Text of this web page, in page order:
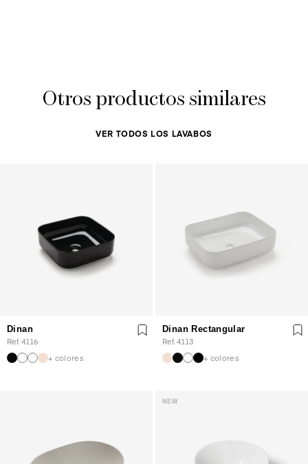
Otros productos similares
VER TODOS LOS LAVABOS
Dinan
Ref. 4116
+ colores
Dinan Rectangular
Ref. 4113
+ colores
NEW